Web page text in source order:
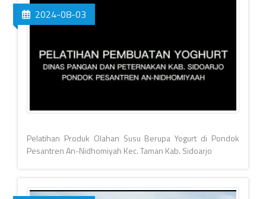
2024-08-03
Pelatihan Produk Olahan Susu Berupa Yogurt di Pondok
Pesantren An-Nidhomiyah Kec. Taman Kab. Sidoarjo